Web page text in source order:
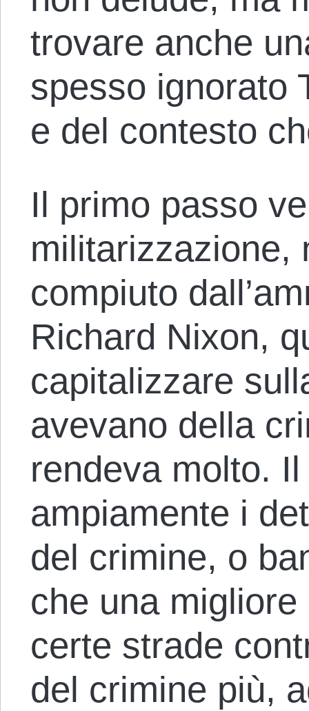
trovare anche
spesso ignorato
e del contesto
Il primo passo
militarizzazione,
compiuto
Richard Nixon,
capitalizzare
avevano della
rendeva molto.
ampiamente i
del crimine, o
che una
certe strade
del crimine più,